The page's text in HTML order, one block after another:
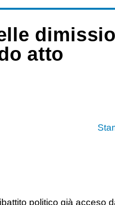
atto
politico già acceso